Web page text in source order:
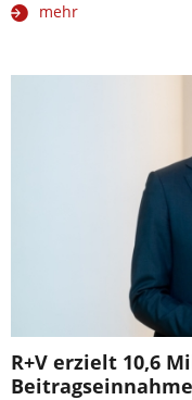
mehr
R+V erzielt 10,6